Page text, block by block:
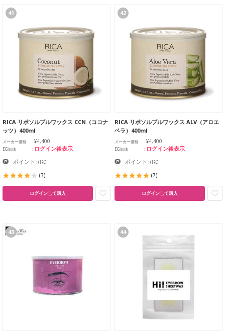
41
RICA リポソルブルワックス CCN（ココナ
ッツ）400ml
メーカー価格 ¥4,400
EG卸価 ログイン後表示
ポイント :(1%)
(3)
ログインして購入
42
RICA リポソルブルワックス ALV（アロエ
ベラ）400ml
メーカー価格 ¥4,400
EG卸価 ログイン後表示
ポイント :(1%)
(7)
ログインして購入
43 44